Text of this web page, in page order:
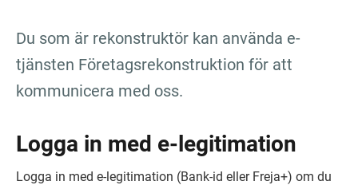
Du som är rekonstruktör kan använda e-
tjänsten Före­tags­rekonst­ruk­tion för att
kommunicera med oss.
Logga in med e-legitimation
Logga in med e-legitimation (Bank-id eller Freja+) om du